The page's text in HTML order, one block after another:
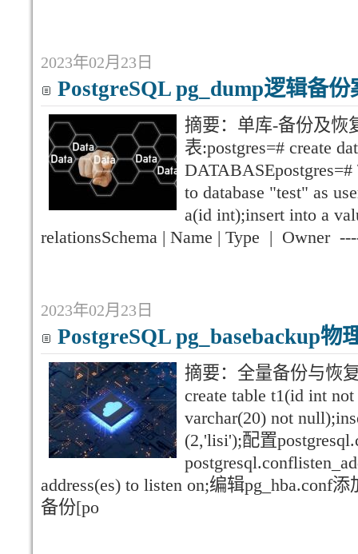
2023年02月23日
PostgreSQL pg_dump逻辑备份
摘要：单库-备份及恢
表:postgres=# create
DATABASEpostgres=#
to database "test" as
a(id int);insert into a
relationsSchema | Name | Type | Owner
2023年02月23日
PostgreSQL pg_basebackup物
摘要：全量备份与恢
create table t1(id int
varchar(20) not
(2,'lisi');配置
address(es) to listen on;编辑pg_hba.conf
备份[po